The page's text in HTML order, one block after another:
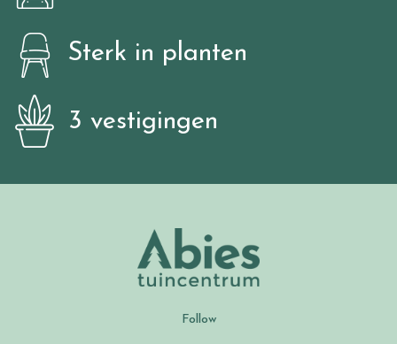
Sterk in planten
3 vestigingen
Follow